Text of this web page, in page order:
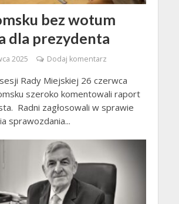
bez wotum
dla prezydenta
2025 Dodaj komentarz
Rady Miejskiej 26 czerwca
szeroko komentowali raport
Radni zagłosowali w sprawie
sprawozdania...